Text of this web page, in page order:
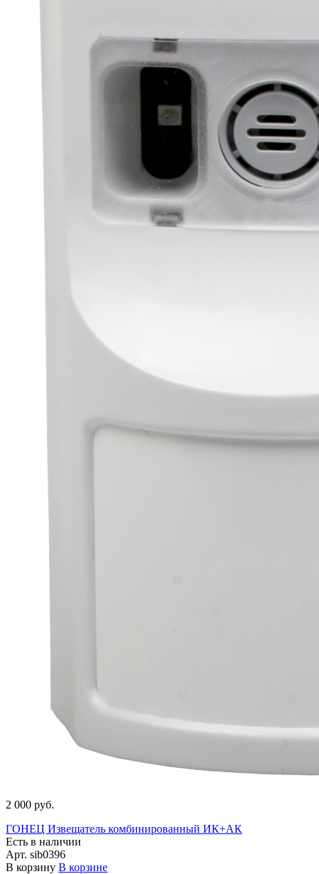
2 000 руб.
ГОНЕЦ Извещатель комбинированный ИК+АК
Есть в наличии
Арт. sib0396
В корзину В корзине